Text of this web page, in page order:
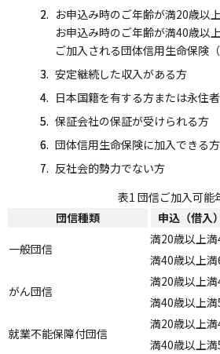
お申込み時のご年齢が満20歳以
お申込み時のご年齢が満40歳以
ご加入される団体信用生命保険
安定継続した収入がある方
日本国籍を有する方または永住
保証会社の保証が受けられる方
団体信用生命保険に加入できる方
反社会的勢力でない方
表1 団信ご加入可能
団信種類
申込（借入
一般団信
満20歳以上
満40歳以上
がん団信
満20歳以上
満40歳以上
就業不能保障付団信
満20歳以上
満40歳以上